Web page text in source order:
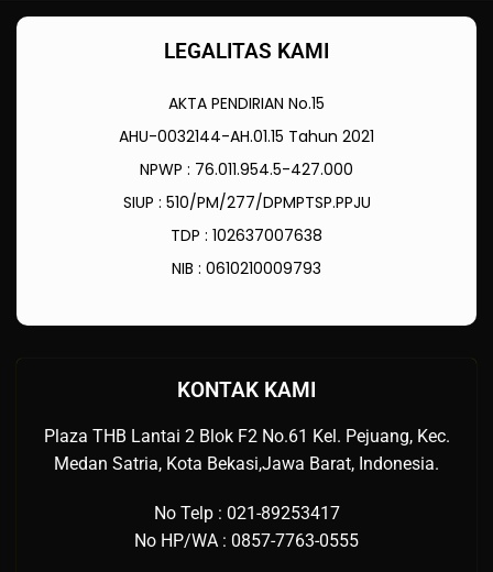
LEGALITAS KAMI
AKTA PENDIRIAN No.15
AHU-0032144-AH.01.15 Tahun 2021
NPWP : 76.011.954.5-427.000
SIUP : 510/PM/277/DPMPTSP.PPJU
TDP : 102637007638
NIB : 0610210009793
KONTAK KAMI
Plaza THB Lantai 2 Blok F2 No.61 Kel. Pejuang, Kec.
Medan Satria, Kota Bekasi,Jawa Barat, Indonesia.
No Telp : 021-89253417
No HP/WA : 0857-7763-0555